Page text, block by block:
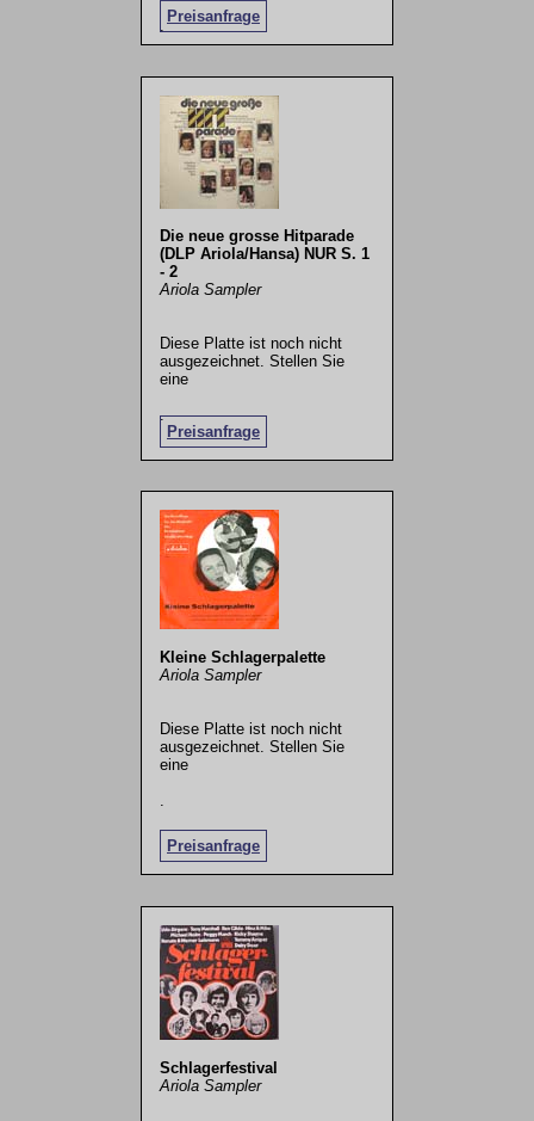
Preisanfrage
Die neue grosse Hitparade
(DLP Ariola/Hansa) NUR S. 1
- 2
Ariola Sampler
Diese Platte ist noch nicht
ausgezeichnet. Stellen Sie
eine
Preisanfrage
.
Kleine Schlagerpalette
Ariola Sampler
Diese Platte ist noch nicht
ausgezeichnet. Stellen Sie
eine
Preisanfrage
Schlagerfestival
Ariola Sampler